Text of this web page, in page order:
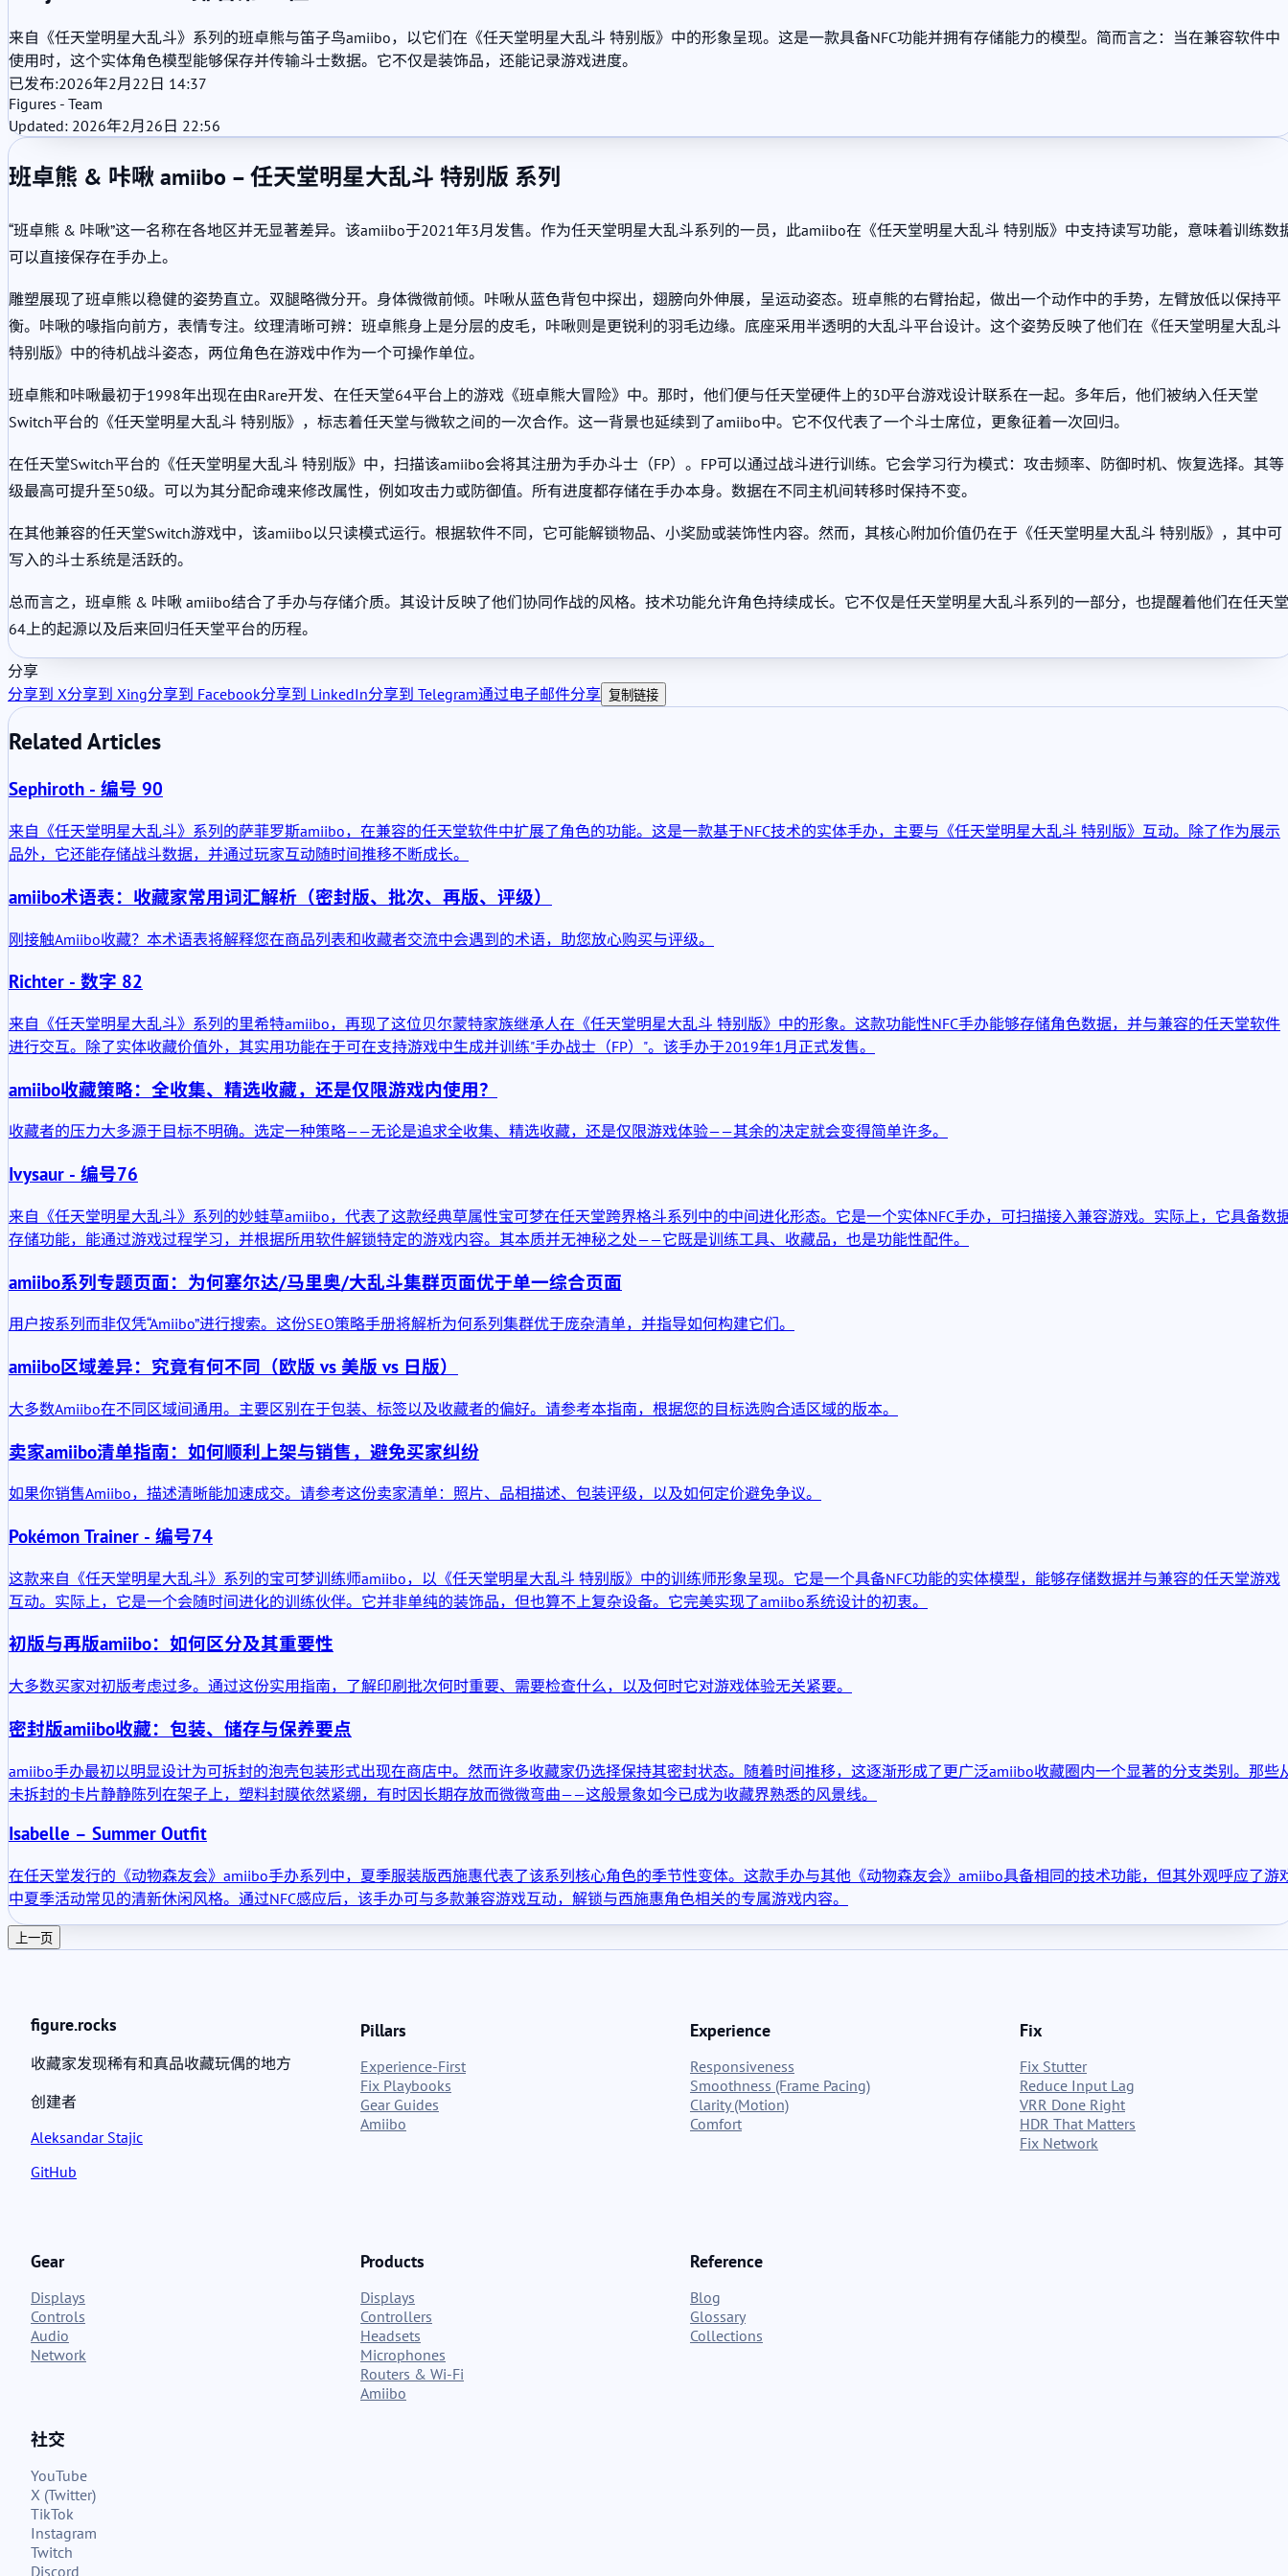
来自《任天堂明星大乱斗》系列的班卓熊与笛子鸟amiibo，以它们在《任天堂明星大乱斗 特别版》中的形象呈现。这是一款具备NFC功能并拥有存储能力的模型。简而言之：当在兼容软件中
使用时，这个实体角色模型能够保存并传输斗士数据。它不仅是装饰品，还能记录游戏进度。
已发布:2026年2月22日 14:37
Figures - Team
Updated: 2026年2月26日 22:56
班卓熊 & 咔啾 amiibo – 任天堂明星大乱斗 特别版 系列
“班卓熊 & 咔啾”这一名称在各地区并无显著差异。该amiibo于2021年3月发售。作为任天堂明星大乱斗系列的一员，此amiibo在《任天堂明星大乱斗 特别版》中支持读写功能，意味着训练数
可以直接保存在手办上。
雕塑展现了班卓熊以稳健的姿势直立。双腿略微分开。身体微微前倾。咔啾从蓝色背包中探出，翅膀向外伸展，呈运动姿态。班卓熊的右臂抬起，做出一个动作中的手势，左臂放低以保持平
衡。咔啾的喙指向前方，表情专注。纹理清晰可辨：班卓熊身上是分层的皮毛，咔啾则是更锐利的羽毛边缘。底座采用半透明的大乱斗平台设计。这个姿势反映了他们在《任天堂明星大乱斗
特别版》中的待机战斗姿态，两位角色在游戏中作为一个可操作单位。
班卓熊和咔啾最初于1998年出现在由Rare开发、在任天堂64平台上的游戏《班卓熊大冒险》中。那时，他们便与任天堂硬件上的3D平台游戏设计联系在一起。多年后，他们被纳入任天堂
Switch平台的《任天堂明星大乱斗 特别版》，标志着任天堂与微软之间的一次合作。这一背景也延续到了amiibo中。它不仅代表了一个斗士席位，更象征着一次回归。
在任天堂Switch平台的《任天堂明星大乱斗 特别版》中，扫描该amiibo会将其注册为手办斗士（FP）。FP可以通过战斗进行训练。它会学习行为模式：攻击频率、防御时机、恢复选择。其等
级最高可提升至50级。可以为其分配命魂来修改属性，例如攻击力或防御值。所有进度都存储在手办本身。数据在不同主机间转移时保持不变。
在其他兼容的任天堂Switch游戏中，该amiibo以只读模式运行。根据软件不同，它可能解锁物品、小奖励或装饰性内容。然而，其核心附加价值仍在于《任天堂明星大乱斗 特别版》，其中可
写入的斗士系统是活跃的。
总而言之，班卓熊 & 咔啾 amiibo结合了手办与存储介质。其设计反映了他们协同作战的风格。技术功能允许角色持续成长。它不仅是任天堂明星大乱斗系列的一部分，也提醒着他们在任天堂
64上的起源以及后来回归任天堂平台的历程。
分享
分享到 X分享到 Xing分享到 Facebook分享到 LinkedIn分享到 Telegram通过电子邮件分享 复制链接
Related Articles
Sephiroth - 编号 90
来自《任天堂明星大乱斗》系列的萨菲罗斯amiibo，在兼容的任天堂软件中扩展了角色的功能。这是一款基于NFC技术的实体手办，主要与《任天堂明星大乱斗 特别版》互动。除了作为展示
品外，它还能存储战斗数据，并通过玩家互动随时间推移不断成长。
amiibo术语表：收藏家常用词汇解析（密封版、批次、再版、评级）
刚接触Amiibo收藏？本术语表将解释您在商品列表和收藏者交流中会遇到的术语，助您放心购买与评级。
Richter - 数字 82
来自《任天堂明星大乱斗》系列的里希特amiibo，再现了这位贝尔蒙特家族继承人在《任天堂明星大乱斗 特别版》中的形象。这款功能性NFC手办能够存储角色数据，并与兼容的任天堂软件
进行交互。除了实体收藏价值外，其实用功能在于可在支持游戏中生成并训练"手办战士（FP）"。该手办于2019年1月正式发售。
amiibo收藏策略：全收集、精选收藏，还是仅限游戏内使用？
收藏者的压力大多源于目标不明确。选定一种策略——无论是追求全收集、精选收藏，还是仅限游戏体验——其余的决定就会变得简单许多。
Ivysaur - 编号76
来自《任天堂明星大乱斗》系列的妙蛙草amiibo，代表了这款经典草属性宝可梦在任天堂跨界格斗系列中的中间进化形态。它是一个实体NFC手办，可扫描接入兼容游戏。实际上，它具备数
存储功能，能通过游戏过程学习，并根据所用软件解锁特定的游戏内容。其本质并无神秘之处——它既是训练工具、收藏品，也是功能性配件。
amiibo系列专题页面：为何塞尔达/马里奥/大乱斗集群页面优于单一综合页面
用户按系列而非仅凭“Amiibo”进行搜索。这份SEO策略手册将解析为何系列集群优于庞杂清单，并指导如何构建它们。
amiibo区域差异：究竟有何不同（欧版 vs 美版 vs 日版）
大多数Amiibo在不同区域间通用。主要区别在于包装、标签以及收藏者的偏好。请参考本指南，根据您的目标选购合适区域的版本。
卖家amiibo清单指南：如何顺利上架与销售，避免买家纠纷
如果你销售Amiibo，描述清晰能加速成交。请参考这份卖家清单：照片、品相描述、包装评级，以及如何定价避免争议。
Pokémon Trainer - 编号74
这款来自《任天堂明星大乱斗》系列的宝可梦训练师amiibo，以《任天堂明星大乱斗 特别版》中的训练师形象呈现。它是一个具备NFC功能的实体模型，能够存储数据并与兼容的任天堂游戏
互动。实际上，它是一个会随时间进化的训练伙伴。它并非单纯的装饰品，但也算不上复杂设备。它完美实现了amiibo系统设计的初衷。
初版与再版amiibo：如何区分及其重要性
大多数买家对初版考虑过多。通过这份实用指南，了解印刷批次何时重要、需要检查什么，以及何时它对游戏体验无关紧要。
密封版amiibo收藏：包装、储存与保养要点
amiibo手办最初以明显设计为可拆封的泡壳包装形式出现在商店中。然而许多收藏家仍选择保持其密封状态。随着时间推移，这逐渐形成了更广泛amiibo收藏圈内一个显著的分支类别。那些
未拆封的卡片静静陈列在架子上，塑料封膜依然紧绷，有时因长期存放而微微弯曲——这般景象如今已成为收藏界熟悉的风景线。
Isabelle – Summer Outfit
在任天堂发行的《动物森友会》amiibo手办系列中，夏季服装版西施惠代表了该系列核心角色的季节性变体。这款手办与其他《动物森友会》amiibo具备相同的技术功能，但其外观呼应了游
中夏季活动常见的清新休闲风格。通过NFC感应后，该手办可与多款兼容游戏互动，解锁与西施惠角色相关的专属游戏内容。
上一页
figure.rocks
收藏家发现稀有和真品收藏玩偶的地方
创建者
Aleksandar Stajic
GitHub
Pillars
Experience-First
Fix Playbooks
Gear Guides
Amiibo
Experience
Responsiveness
Smoothness (Frame Pacing)
Clarity (Motion)
Comfort
Fix
Fix Stutter
Reduce Input Lag
VRR Done Right
HDR That Matters
Fix Network
Gear
Displays
Controls
Audio
Network
Products
Displays
Controllers
Headsets
Microphones
Routers & Wi-Fi
Amiibo
Reference
Blog
Glossary
Collections
社交
YouTube
X (Twitter)
TikTok
Instagram
Twitch
Discord